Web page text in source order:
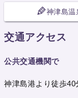
神津島温
交通アクセス
公共交通機関で
神津島港より徒歩40